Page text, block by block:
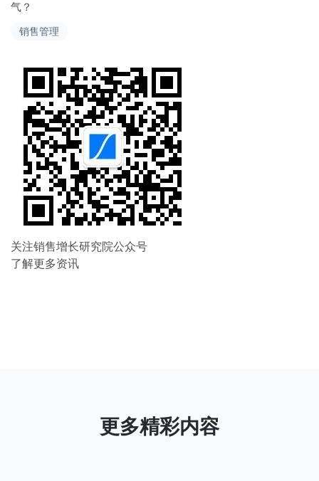
销售管理
导
气？
关注销售增长研究院公众号
了解更多资讯